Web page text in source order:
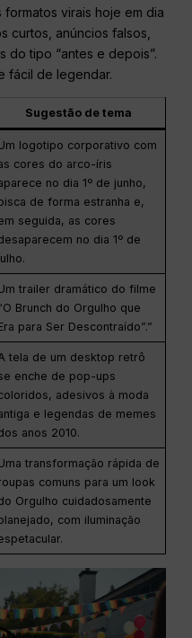
virais hoje em dia
curtos, anúncios falsos,
do tipo “antes e depois”.
fácil de legendar.
Sugestão de tema
logotipo corporativo com
cores do arco-íris
no dia 1º de junho,
de forma estranha e,
seguida, as cores
no dia 1º de
trailer dramático do filme
Brunch do Orgulho que
para Ser Descontraído”.”
tela de um desktop retrô
enche de pop-ups
adesivos à moda
e legendas de memes
anos 2010.
transformação rápida de
comuns para um look
Orgulho cuidadosamente
com iluminação